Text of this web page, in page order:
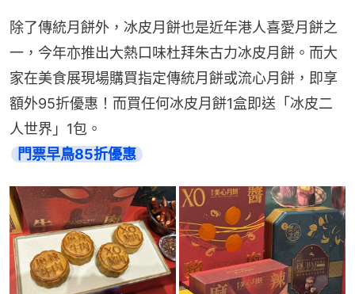
除了傳統月餅外，冰皮月餅也是近年港人喜愛月餅之
一，今年亦推出大熱口味杜拜朱古力冰皮月餅。而大
家在美食展現場購買指定傳統月餅或流心月餅，即享
額外95折優惠！而買任何冰皮月餅1盒即送「冰皮二
人世界」1包。
門票早鳥85折優惠